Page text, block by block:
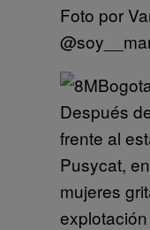
Foto por
Después
frente al
Pusycat,
mujeres